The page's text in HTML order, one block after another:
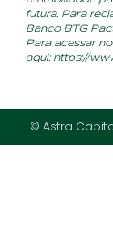
futura. Para
Banco BTG
Para acessar
aqui:https://
© Astra